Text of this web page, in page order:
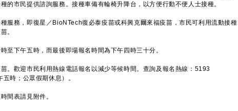
的市民提供諮詢服務。接種車備有輪椅升降台，以方便行動不便人士接種。
務，即復星／BioNTech復必泰疫苗或科興克爾來福疫苗，市民可利用流動接種
。
下午五時，而最後即場報名時間為下午四時三十分。
歡迎市民利用熱線電話報名以減少等候時間。查詢及報名熱線：5193
時；公眾假期休息）。
表請見附件。